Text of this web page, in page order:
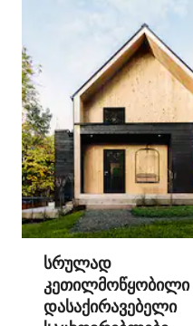
სრულად
კეთილმოწყობილი
დასაქირავებელი